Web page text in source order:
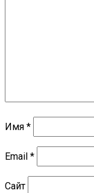
Имя *
Email *
Сайт